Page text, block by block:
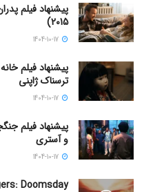
2015)
ترسناک ژاپنی
و آستری